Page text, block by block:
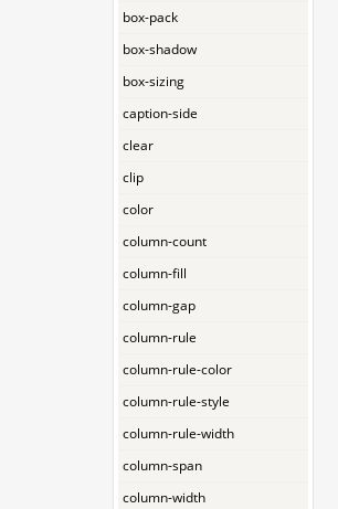
box-pack
box-shadow
box-sizing
caption-side
clear
clip
color
column-count
column-fill
column-gap
column-rule
column-rule-color
column-rule-style
column-rule-width
column-span
column-width